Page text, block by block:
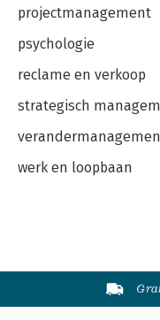
projectmanagement
psychologie
reclame en verkoop
strategisch
werk en loopbaan